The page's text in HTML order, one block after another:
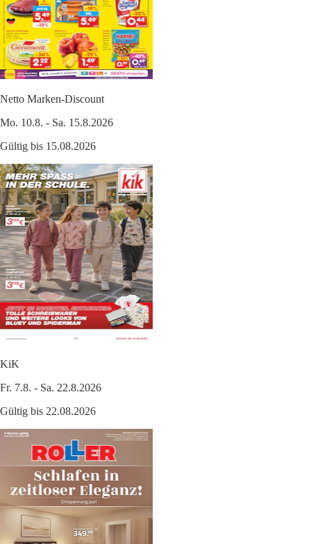
Netto Marken-Discount
Mo. 10.8. - Sa. 15.8.2026
Gültig bis 15.08.2026
KiK
Fr. 7.8. - Sa. 22.8.2026
Gültig bis 22.08.2026